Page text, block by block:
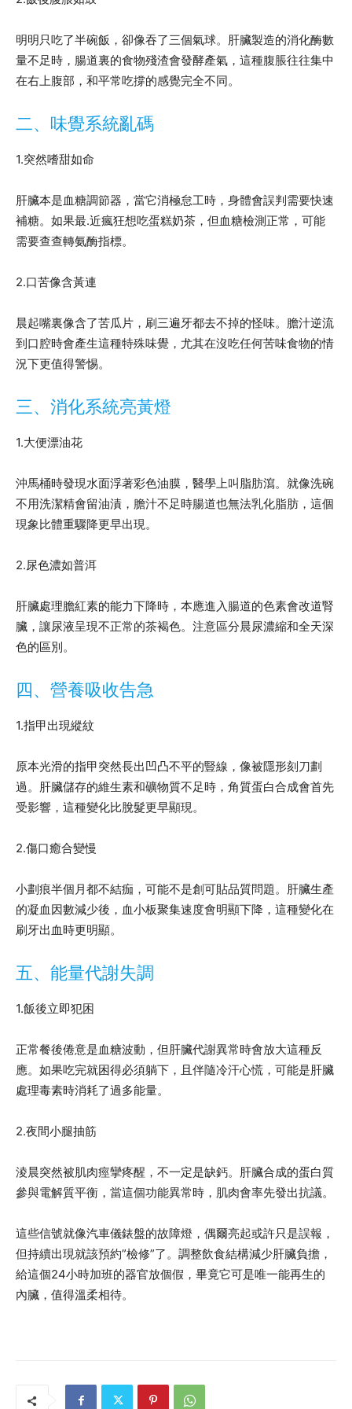
明明只吃了半碗飯，卻像吞了三個氣球。肝臟製造的消化酶數
量不足時，腸道裏的食物殘渣會發酵產氣，這種腹脹往往集中
在右上腹部，和平常吃撐的感覺完全不同。
二、味覺系統亂碼
1.突然嗜甜如命
肝臟本是血糖調節器，當它消極怠工時，身體會誤判需要快速
補糖。如果最.近瘋狂想吃蛋糕奶茶，但血糖檢測正常，可能
需要查查轉氨酶指標。
2.口苦像含黃連
晨起嘴裏像含了苦瓜片，刷三遍牙都去不掉的怪味。膽汁逆流
到口腔時會產生這種特殊味覺，尤其在沒吃任何苦味食物的情
況下更值得警惕。
三、消化系統亮黃燈
1.大便漂油花
沖馬桶時發現水面浮著彩色油膜，醫學上叫脂肪瀉。就像洗碗
不用洗潔精會留油漬，膽汁不足時腸道也無法乳化脂肪，這個
現象比體重驟降更早出現。
2.尿色濃如普洱
肝臟處理膽紅素的能力下降時，本應進入腸道的色素會改道腎
臟，讓尿液呈現不正常的茶褐色。注意區分晨尿濃縮和全天深
色的區別。
四、營養吸收告急
1.指甲出現縱紋
原本光滑的指甲突然長出凹凸不平的豎線，像被隱形刻刀劃
過。肝臟儲存的維生素和礦物質不足時，角質蛋白合成會首先
受影響，這種變化比脫髮更早顯現。
2.傷口癒合變慢
小劃痕半個月都不結痂，可能不是創可貼品質問題。肝臟生產
的凝血因數減少後，血小板聚集速度會明顯下降，這種變化在
刷牙出血時更明顯。
五、能量代謝失調
1.飯後立即犯困
正常餐後倦意是血糖波動，但肝臟代謝異常時會放大這種反
應。如果吃完就困得必須躺下，且伴隨冷汗心慌，可能是肝臟
處理毒素時消耗了過多能量。
2.夜間小腿抽筋
淩晨突然被肌肉痙攣疼醒，不一定是缺鈣。肝臟合成的蛋白質
參與電解質平衡，當這個功能異常時，肌肉會率先發出抗議。
這些信號就像汽車儀錶盤的故障燈，偶爾亮起或許只是誤報，
但持續出現就該預約”檢修”了。調整飲食結構減少肝臟負擔，
給這個24小時加班的器官放個假，畢竟它可是唯一能再生的
內臟，值得溫柔相待。